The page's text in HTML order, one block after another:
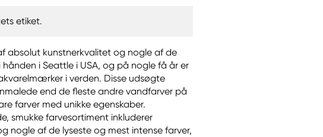
etiket.
absolut kunstnerkvalitet og nogle af de
i Seattle i USA, og på nogle få år er
i verden. Disse udsøgte
end de fleste andre vandfarver på
farver med unikke egenskaber.
smukke farvesortiment inkluderer
nogle af de lyseste og mest intense farver,